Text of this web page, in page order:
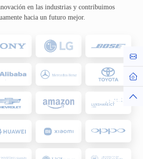
en las industrias y contribuimos
hacia un futuro mejor.
Top